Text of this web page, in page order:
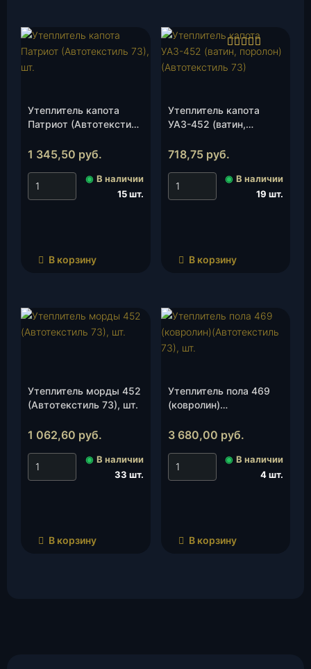
Утеплитель капота
Патриот (Автотекстиль
1 345,50 руб.
◉ В наличии
15 шт.
В корзину
Утеплитель капота
УАЗ-452 (ватин,
73), шт.
Оценка
4.00
718,75 руб.
◉ В наличии
19 шт.
В корзину
Утеплитель морды 452
(Автотекстиль 73), шт.
1 062,60 руб.
◉ В наличии
33 шт.
В корзину
Утеплитель пола 469
(ковролин)
3 680,00 руб.
◉ В наличии
4 шт.
В корзину